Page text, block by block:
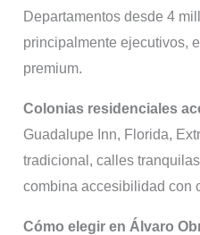
Departamentos desde 4
principalmente ejecutivos,
premium.
Colonias residenciales
Guadalupe Inn, Florida,
tradicional, calles
combina accesibilidad con
Cómo elegir en Álvaro